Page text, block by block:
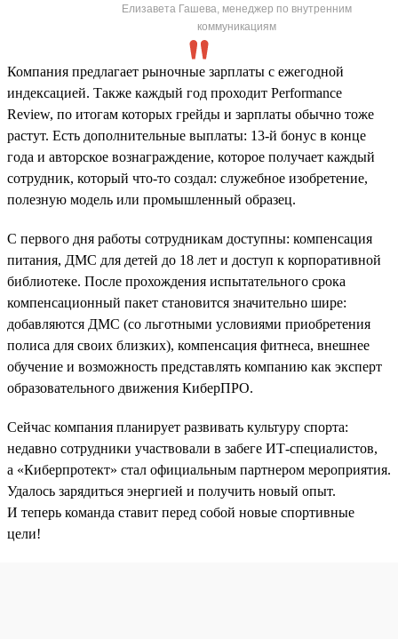
Елизавета Гашева, менеджер по внутренним
коммуникациям
Компания предлагает рыночные зарплаты с ежегодной
индексацией. Также каждый год проходит Performance
Review, по итогам которых грейды и зарплаты обычно тоже
растут. Есть дополнительные выплаты: 13-й бонус в конце
года и авторское вознаграждение, которое получает каждый
сотрудник, который что-то создал: служебное изобретение,
полезную модель или промышленный образец.
С первого дня работы сотрудникам доступны: компенсация
питания, ДМС для детей до 18 лет и доступ к корпоративной
библиотеке. После прохождения испытательного срока
компенсационный пакет становится значительно шире:
добавляются ДМС (со льготными условиями приобретения
полиса для своих близких), компенсация фитнеса, внешнее
обучение и возможность представлять компанию как эксперт
образовательного движения КиберПРО.
Сейчас компания планирует развивать культуру спорта:
недавно сотрудники участвовали в забеге ИТ-специалистов,
а «Киберпротект» стал официальным партнером мероприятия.
Удалось зарядиться энергией и получить новый опыт.
И теперь команда ставит перед собой новые спортивные
цели!